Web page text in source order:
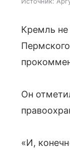
Кремль не
Он
«И,